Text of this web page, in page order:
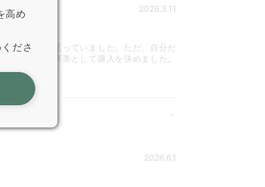
2026.3.11
ないかなと思っていました。ただ、自分だ
自分へのご褒美として購入を決めました。
と思います！
2026.6.1
高め
ださ